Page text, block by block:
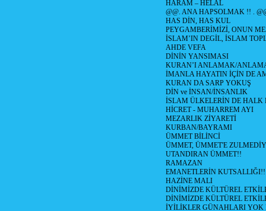
HARAM – HELAL
@@. ANA HAPSOLMAK !! .
HAS DİN, HAS KUL
PEYGAMBERİMİZİ, ONUN
İSLAM’IN DEGİL, İSLAM
AHDE VEFA
DİNİN YANSIMASI
KURAN’I ANLAMAK/
İMANLA HAYATIN İÇİN DE
KURAN DA SARP YOKUŞ
DİN ve İNSAN/İNSANLIK
İSLAM ÜLKELERİN DE
HİCRET - MUHARREM AYI
MEZARLIK ZİYARETİ
KURBAN/BAYRAMI
ÜMMET BİLİNCİ
ÜMMET, ÜMMET'E
UTANDIRAN ÜMMET!!
RAMAZAN
EMANETLERİN KUTSALLIĞI!!
HAZİNE MALI
DİNİMİZDE KÜLTÜREL
DİNİMİZDE KÜLTÜREL
İYİLİKLER GÜNAHLARI YOK